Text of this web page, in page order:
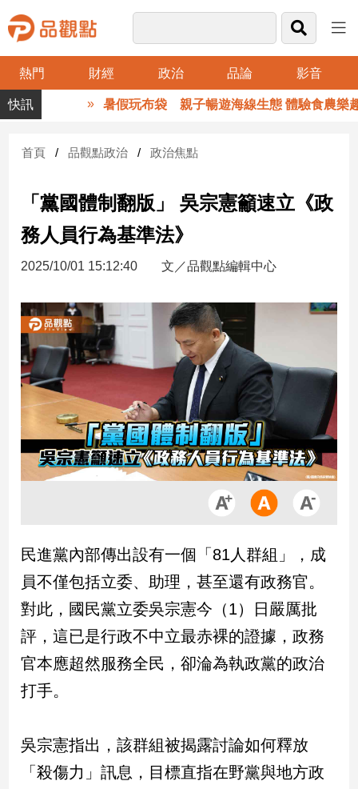
熱門 財經 政治 品論 影音
品
觀
財
台
財
新
產
經/
股
市
房
地
品
政
治
政
治
焦
品
觀
調
國
暑假玩布袋 親子暢遊海線生態 體驗食農樂趣
首頁 品觀點政治 政治焦點
「黨國體制翻版」 吳宗憲籲速立《政
務人員行為基準法》
2025/10/01 15:12:40 文／品觀點編輯中心
民進黨內部傳出設有一個「81人群組」，成
員不僅包括立委、助理，甚至還有政務官。
對此，國民黨立委吳宗憲今（1）日嚴厲批
評，這已是行政不中立最赤裸的證據，政務
官本應超然服務全民，卻淪為執政黨的政治
打手。
吳宗憲指出，該群組被揭露討論如何釋放
「殺傷力」訊息，目標直指在野黨與地方政